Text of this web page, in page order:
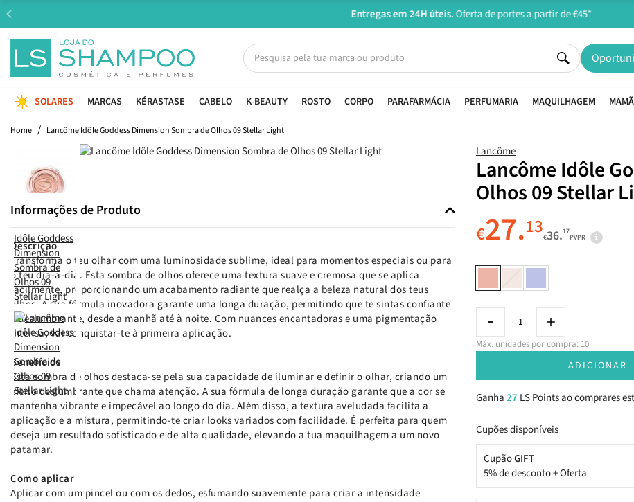
Entregas em 24H úteis.Oferta de portes a partir de €45*
SOLARES MARCAS KÉRASTASE CABELO K-BEAUTY ROSTO CORPO PARAFARMÁCIA PERFUMARIA MAQUILHAGEM
Home Lancôme Idôle Goddess Dimension Sombra de Olhos 09 Stellar Light
Informações de Produto
Descrição
Transforma o teu olhar com uma luminosidade sublime, ideal para momentos especiais ou para
o teu dia-a-dia. Esta sombra de olhos oferece uma textura suave e cremosa que se aplica
facilmente, proporcionando um acabamento radiante que realça a beleza natural dos teus
olhos. A sua fórmula inovadora garante uma longa duração, permitindo que te sintas confiante
e deslumbrante, desde a manhã até à noite. Com nuances encantadoras e uma pigmentação
intensa, vai conquistar-te à primeira aplicação.
Benefícios
Esta sombra de olhos destaca-se pela sua capacidade de iluminar e definir o olhar, criando um
efeito deslumbrante que chama atenção. A sua fórmula de longa duração garante que a cor se
mantenha vibrante e impecável ao longo do dia. Além disso, a textura aveludada facilita a
aplicação e a mistura, permitindo-te criar looks variados com facilidade. É perfeita para quem
deseja um resultado sofisticado e de alta qualidade, elevando a tua maquilhagem a um novo
patamar.
Como aplicar
Aplicar com um pincel ou com os dedos, esfumando suavemente para criar a intensidade
Lancôme
Lancôme Idôle
Olhos 09 Stellar
€27.13€36.17
PVPR
Máx. unidades por compra: 10
ADICIONAR
Ganha27 LS Points ao comprares
Cupões disponíveis
CupãoGIFT
5% de desconto + Oferta